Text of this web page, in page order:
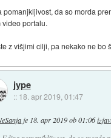
pomanjkljivost, da so morda
video portalu.
z višjimi cilji, pa nekako ne bo
jype
:: 18. apr 2019, 01:47
je 18. apr 2019 ob 01:06